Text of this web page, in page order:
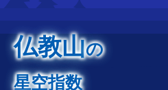
仏教山の
星空指数